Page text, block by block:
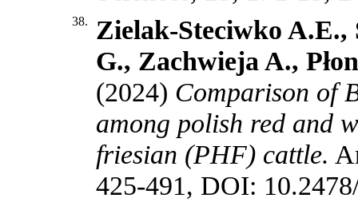
38.
Zielak-Steciwko A.E.,
G., Zachwieja A.,
(2024) Comparison of
among polish red and
friesian (PHF) cattle.
425-491, DOI: